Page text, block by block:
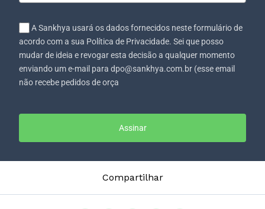
A Sankhya usará os dados fornecidos neste formulário de
acordo com a sua Política de Privacidade. Sei que posso
mudar de ideia e revogar esta decisão a qualquer momento
enviando um e-mail para dpo@sankhya.com.br (esse email
não recebe pedidos de orça
Assinar
Compartilhar